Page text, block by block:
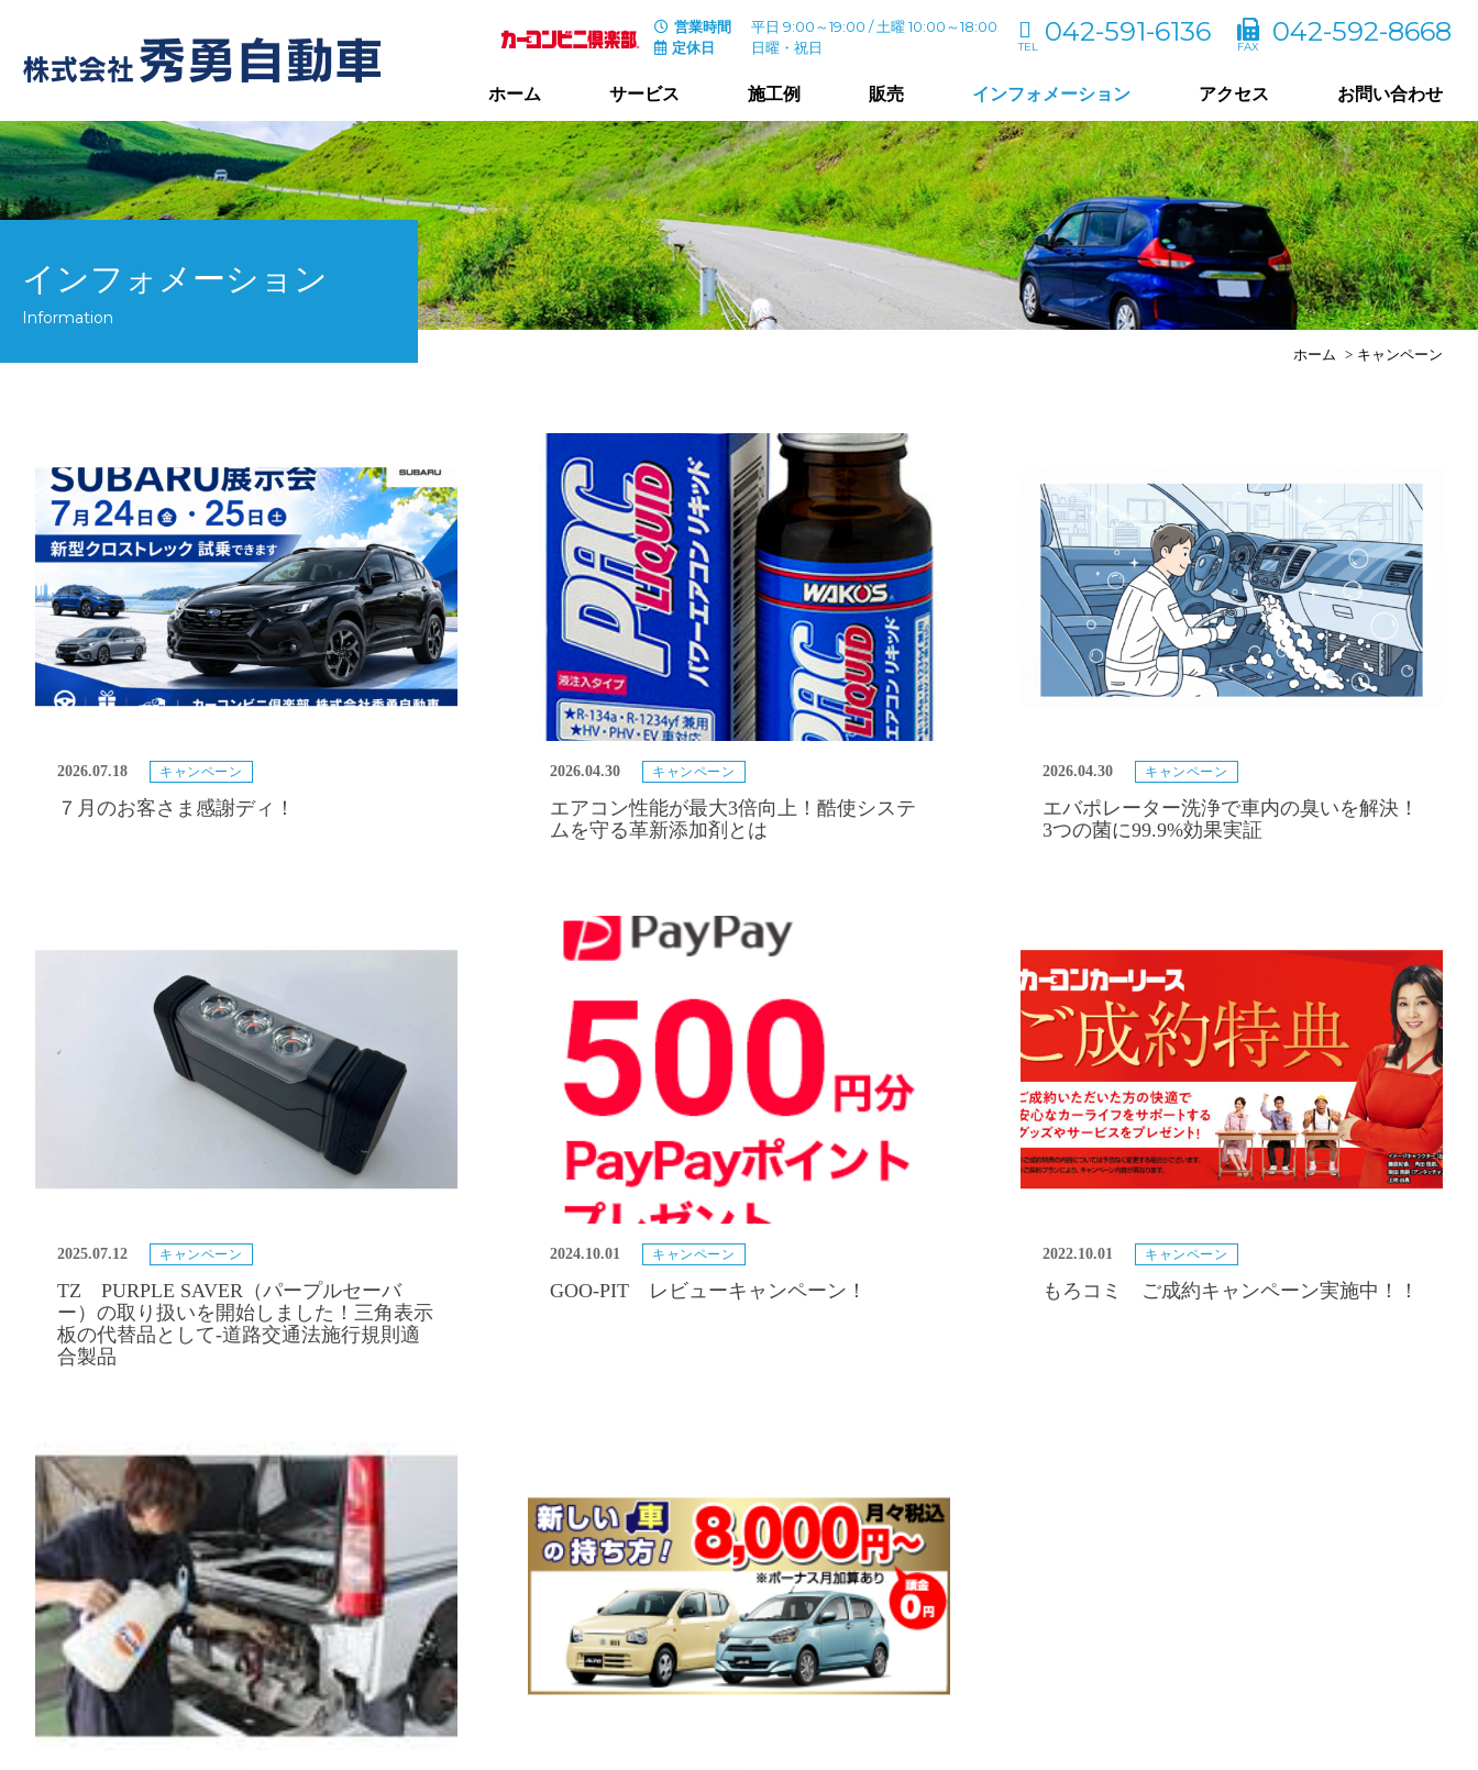
ホーム サービス 施工例 販売 インフォメーション アクセス お問い合わせ
営業時間
平日 9:00～19:00 / 土曜 10:00～18:00
定休日
日曜・祝日 042-591-6136 042-592-8668
インフォメーション
Information
ホーム キャンペーン
2026.07.18 キャンペーン
７月のお客さま感謝ディ！
2026.04.30 キャンペーン
エアコン性能が最大3倍向上！酷使システ
ムを守る革新添加剤とは
2026.04.30 キャンペーン
エバポレーター洗浄で車内の臭いを解決！
3つの菌に99.9%効果実証
2025.07.12 キャンペーン
TZ PURPLE SAVER（パープルセーバ
ー）の取り扱いを開始しました！三角表示
板の代替品として-道路交通法施行規則適
合製品
2024.10.01 キャンペーン
GOO-PIT レビューキャンペーン！
2022.10.01 キャンペーン
もろコミ ご成約キャンペーン実施中！！